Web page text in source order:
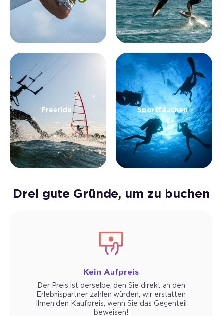
Freeride Sporttauchen
Drei gute Gründe, um zu buchen
Kein Aufpreis
Der Preis ist derselbe, den Sie direkt an den
Erlebnispartner zahlen würden; wir erstatten
Ihnen den Kaufpreis, wenn Sie das Gegenteil
beweisen!